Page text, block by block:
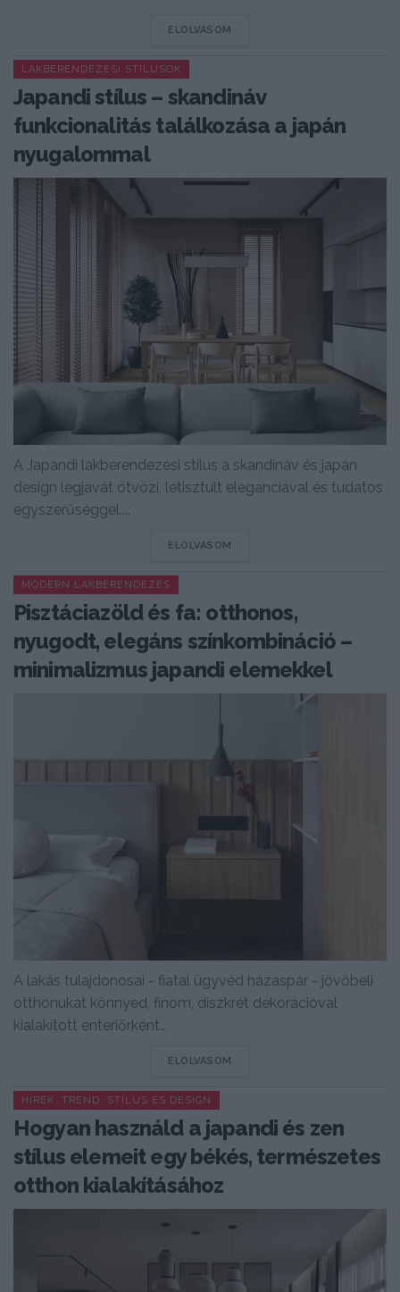
ELOLVASOM
LAKBERENDEZÉSI STÍLUSOK
Japandi stílus – skandináv
funkcionalitás találkozása a japán
nyugalommal
A Japandi lakberendezési stílus a skandináv és japán
design legjavát ötvözi, letisztult eleganciával és tudatos
egyszerűséggel....
ELOLVASOM
MODERN LAKBERENDEZÉS
Pisztáciazöld és fa: otthonos,
nyugodt, elegáns színkombináció –
minimalizmus japandi elemekkel
A lakás tulajdonosai - fiatal ügyvéd házaspár - jövőbeli
otthonukat könnyed, finom, diszkrét dekorációval
kialakított enteriőrként...
ELOLVASOM
HÍREK, TREND, STÍLUS ÉS DESIGN
Hogyan használd a japandi és zen
stílus elemeit egy békés, természetes
otthon kialakításához